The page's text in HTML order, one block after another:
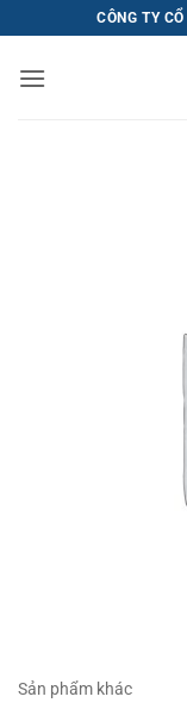
qua
nội
CÔNG TY
Sản phẩm khác